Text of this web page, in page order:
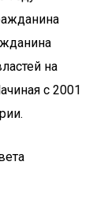
на
с 2001